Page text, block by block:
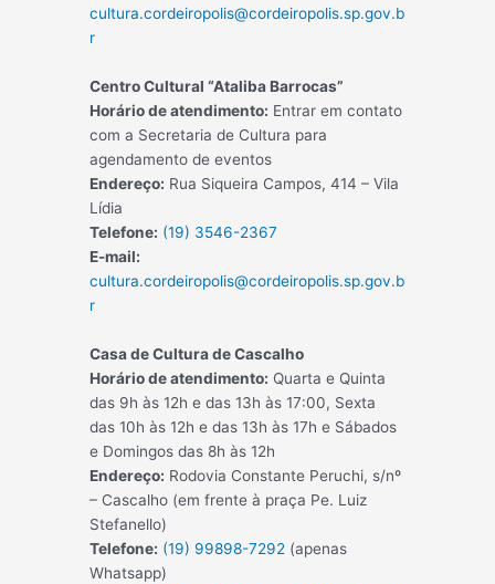
cultura.cordeiropolis@cordeiropolis.sp.gov.b
r
Centro Cultural “Ataliba Barrocas”
Horário de atendimento: Entrar em contato
com a Secretaria de Cultura para
agendamento de eventos
Endereço: Rua Siqueira Campos, 414 – Vila
Lídia
Telefone: (19) 3546-2367
E-mail:
cultura.cordeiropolis@cordeiropolis.sp.gov.b
r
Casa de Cultura de Cascalho
Horário de atendimento: Quarta e Quinta
das 9h às 12h e das 13h às 17:00, Sexta
das 10h às 12h e das 13h às 17h e Sábados
e Domingos das 8h às 12h
Endereço: Rodovia Constante Peruchi, s/nº
– Cascalho (em frente à praça Pe. Luiz
Stefanello)
Telefone: (19) 99898-7292 (apenas
Whatsapp)